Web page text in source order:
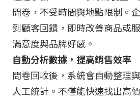
問卷，不受時間與地點限制。
到顧客回饋，即時改善商品或
滿意度與品牌好感。
自動分析數據，提高銷售效率
問卷回收後，系統會自動整理
人工統計。不僅能快速找出高